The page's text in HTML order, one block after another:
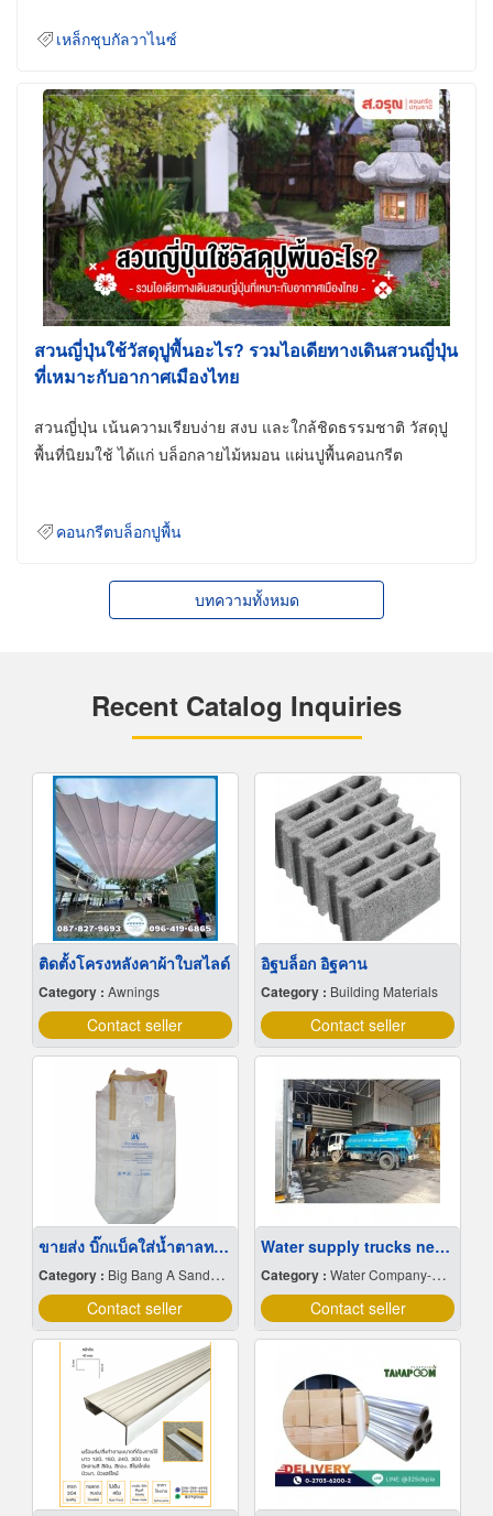
เหล็กชุบกัลวาไนซ์
สวนญี่ปุ่นใช้วัสดุปูพื้นอะไร? รวมไอเดียทางเดินสวนญี่ปุ่น
ที่เหมาะกับอากาศเมืองไทย
สวนญี่ปุ่น เน้นความเรียบง่าย สงบ และใกล้ชิดธรรมชาติ วัสดุปู
พื้นที่นิยมใช้ ได้แก่ บล็อกลายไม้หมอน แผ่นปูพื้นคอนกรีต
คอนกรีตบล็อกปูพื้น
บทความทั้งหมด
Recent Catalog Inquiries
ติดตั้งโครงหลังคาผ้าใบสไลด์
Category : Awnings
Contact seller
อิฐบล็อก อิฐคาน
Category : Building Materials
Contact seller
ขายส่ง บิ๊กแบ็คใส่น้ำตาลทราย สมุทรปราการ
Category : Big Bang A Sandbag.
Contact seller
Water supply trucks near me
Category : Water Company-Bulk
Contact seller